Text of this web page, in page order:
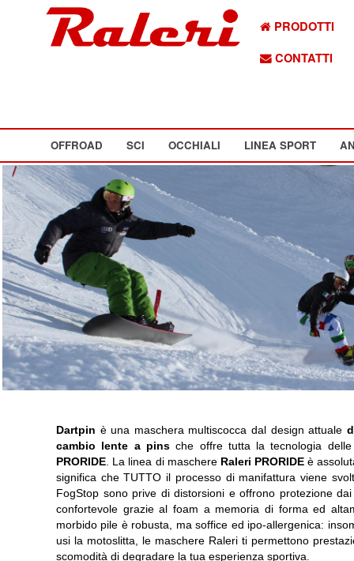
PRODOTTI
CONTATTI
OFFROAD SCI OCCHIALI LINEA SPORT
Dartpin è una maschera multiscocca dal design attuale
cambio lente a pinsche offre tutta la tecnologia
PRORIDE . La linea di maschere Raleri PRORIDE è
significa che TUTTO il processo di manifattura viene
FogStop sono prive di distorsioni e offrono protezione
confortevole grazie al foam a memoria di forma ed
morbido pile è robusta, ma soffice ed ipo-allergenica:
usi la motoslitta, le maschere Raleri ti permettono
scomodità di degradare la tua esperienza sportiva.